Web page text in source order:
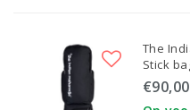
The
Stick
€90,00